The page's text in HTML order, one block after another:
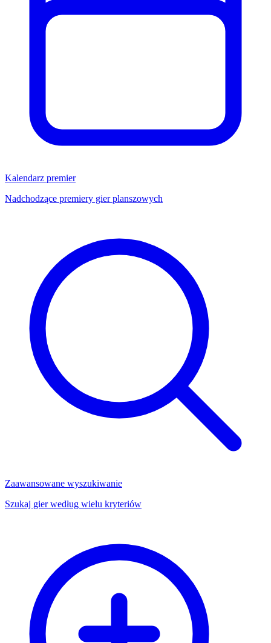
Kalendarz premier
Nadchodzące premiery gier planszowych
Zaawansowane wyszukiwanie
Szukaj gier według wielu kryteriów